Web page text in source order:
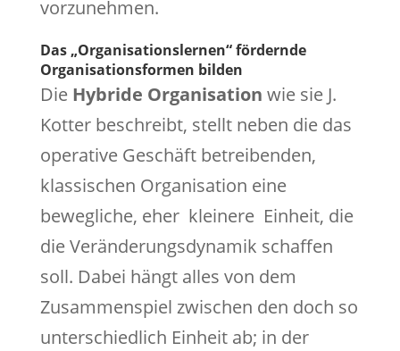
vorzunehmen.
Das „Organisationslernen“ fördernde
Organisationsformen bilden
Die Hybride Organisation wie sie J.
Kotter beschreibt, stellt neben die das
operative Geschäft betreibenden,
klassischen Organisation eine
bewegliche, eher kleinere Einheit, die
die Veränderungsdynamik schaffen
soll. Dabei hängt alles von dem
Zusammenspiel zwischen den doch so
unterschiedlich Einheit ab; in der